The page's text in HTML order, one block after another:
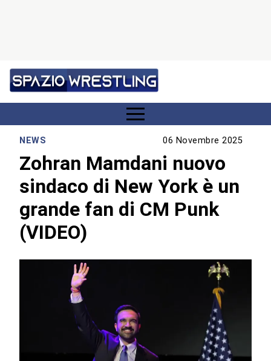
NEWS 06 Novembre 2025
Zohran Mamdani nuovo
sindaco di New York è un
grande fan di CM Punk
(VIDEO)